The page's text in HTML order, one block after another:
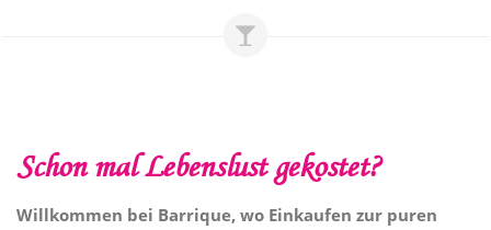
Schon mal Lebenslust gekostet?
Willkommen bei Barrique, wo Einkaufen zur puren